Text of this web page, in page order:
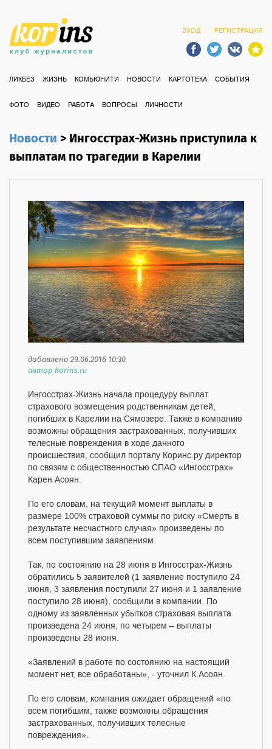
ВХОД РЕГИСТРАЦИЯ
ЛИКБЕЗ ЖИЗНЬ КОМЬЮНИТИ НОВОСТИ КАРТОТЕКА СОБЫТИЯ
ФОТО ВИДЕО РАБОТА ВОПРОСЫ ЛИЧНОСТИ
Новости>Ингосстрах-Жизнь приступила к
выплатам по трагедии в Карелии
добавлено 29.06.2016 10:30
автор korins.ru
Ингосстрах-Жизнь начала процедуру выплат
страхового возмещения родственникам детей,
погибших в Карелии на Сямозере. Также в компанию
возможны обращения застрахованных, получивших
телесные повреждения в ходе данного
происшествия, сообщил порталу Коринс.ру директор
по связям с общественностью СПАО «Ингосстрах»
Карен Асоян.
По его словам, на текущий момент выплаты в
размере 100% страховой суммы по риску «Смерть в
результате несчастного случая» произведены по
всем поступившим заявлениям.
Так, по состоянию на 28 июня в Ингосстрах-Жизнь
обратились 5 заявителей (1 заявление поступило 24
июня, 3 заявления поступили 27 июня и 1 заявление
поступило 28 июня), сообщили в компании. По
одному из заявленных убытков страховая выплата
произведена 24 июня, по четырем – выплаты
произведены 28 июня.
«Заявлений в работе по состоянию на настоящий
момент нет, все обработаны», - уточнил К.Асоян.
По его словам, компания ожидает обращений «по
всем погибшим, также возможны обращения
застрахованных, получивших телесные
повреждения».